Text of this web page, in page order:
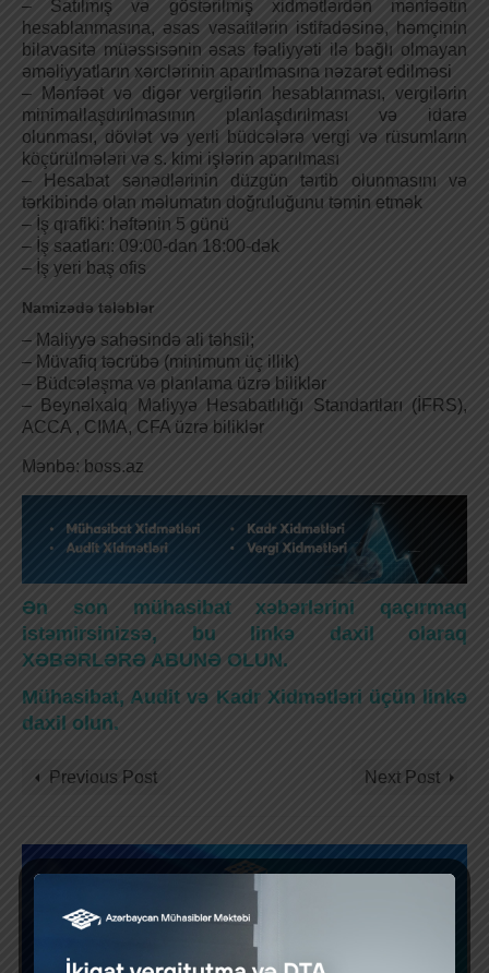
– Satılmış və göstərilmiş xidmətlərdən mənfəətin
hesablanmasına, əsas vəsaitlərin istifadəsinə, həmçinin
bilavasitə müəssisənin əsas fəaliyyəti ilə bağlı olmayan
əməliyyatların xərclərinin aparılmasına nəzarət edilməsi
– Mənfəət və digər vergilərin hesablanması, vergilərin
minimallaşdırılmasının planlaşdırılması və idarə
olunması, dövlət və yerli büdcələrə vergi və rüsumların
köçürülmələri və s. kimi işlərin aparılması
– Hesabat sənədlərinin düzgün tərtib olunmasını və
tərkibində olan məlumatın doğruluğunu təmin etmək
– İş qrafiki: həftənin 5 günü
– İş saatları: 09:00-dan 18:00-dək
– İş yeri baş ofis
Namizədə tələblər
– Maliyyə sahəsində ali təhsil;
– Müvafiq təcrübə (minimum üç illik)
– Büdcələşma və planlama üzrə biliklər
– Beynəlxalq Maliyyə Hesabatlılığı Standartları (İFRS),
ACCA , CIMA, CFA üzrə biliklər
Mənbə: boss.az
Ən son mühasibat xəbərlərini qaçırmaq
istəmirsinizsə, bu linkə daxil olaraq
XƏBƏRLƏRƏ ABUNƏ OLUN.
Mühasibat, Audit və Kadr Xidmətləri üçün linkə
daxil olun.
Previous Post Next Post